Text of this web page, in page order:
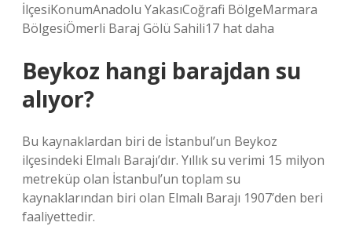
İlçesiKonumAnadolu YakasıCoğrafi BölgeMarmara
BölgesiÖmerli Baraj Gölü Sahili17 hat daha
Beykoz hangi barajdan su
alıyor?
Bu kaynaklardan biri de İstanbul’un Beykoz
ilçesindeki Elmalı Barajı’dır. Yıllık su verimi 15 milyon
metreküp olan İstanbul’un toplam su
kaynaklarından biri olan Elmalı Barajı 1907’den beri
faaliyettedir.